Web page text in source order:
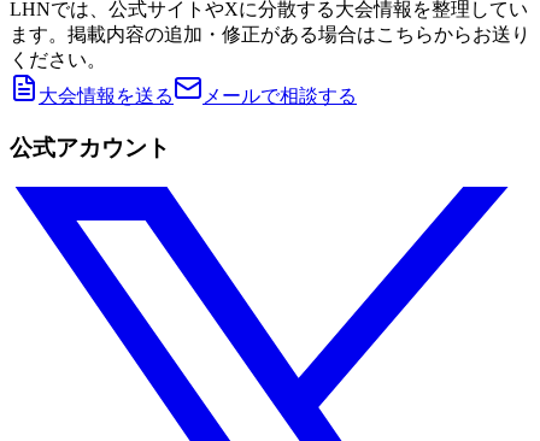
LHNでは、公式サイトやXに分散する大会情報を整理してい
ます。掲載内容の追加・修正がある場合はこちらからお送り
ください。
大会情報を送る
メールで相談する
公式アカウント